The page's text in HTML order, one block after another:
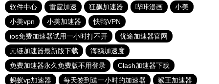
软件中心
雷霆加速 狂飙加速器 哔咔漫画
小美
小美vpn
小美加速器
快鸭VPN
ios免费加速器试用一小时打不开
优途加速器官网
元链加速器最新版下载
海鸥加速度
免费加速器永久免费版不用登录
Clash加速器下载
蚂蚁vp加速器
每天签到送一小时的加速器
猴王加速器